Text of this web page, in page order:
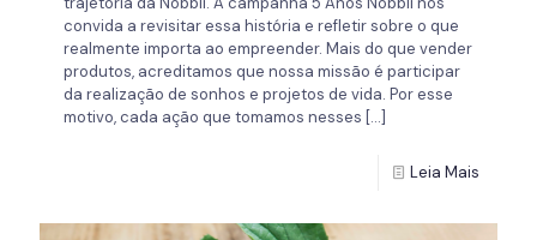
convida a revisitar essa história e refletir sobre o que
realmente importa ao empreender. Mais do que vender
produtos, acreditamos que nossa missão é participar
da realização de sonhos e projetos de vida. Por esse
motivo, cada ação que tomamos nesses […]
Leia Mais